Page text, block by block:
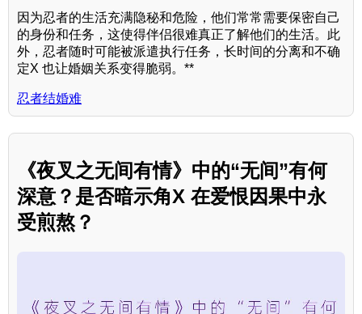
因为忍者的生活充满隐秘和危险，他们常常需要保密自己
的身份和任务，这使得伴侣很难真正了解他们的生活。此
外，忍者随时可能被派遣执行任务，长时间的分离和不确
定X 也让婚姻关系变得脆弱。**
忍者结婚难
《夜叉之无间有情》中的“无间”有何
深意？是否暗示角X 在爱恨因果中永
受煎熬？